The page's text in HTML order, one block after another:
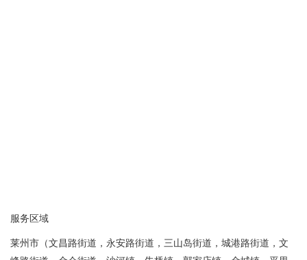
服务区域
莱州市（文昌路街道，永安路街道，三山岛街道，城港路街道，文